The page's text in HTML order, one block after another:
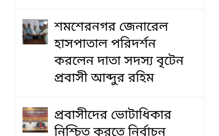
শমশেরনগর জেনারেল
হাসপাতাল পরিদর্শন
করলেন দাতা সদস্য বৃটেন
প্রবাসী আব্দুর রহিম
প্রবাসীদের ভোটাধিকার